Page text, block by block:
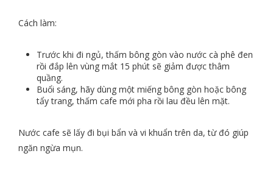
Cách làm:
Trước khi đi ngủ, thấm bông gòn vào nước cà phê đen
rồi đắp lên vùng mắt 15 phút sẽ giảm được thâm
quầng.
Buổi sáng, hãy dùng một miếng bông gòn hoặc bông
tẩy trang, thấm cafe mới pha rồi lau đều lên mặt.
Nước cafe sẽ lấy đi bụi bẩn và vi khuẩn trên da, từ đó giúp
ngăn ngừa mụn.